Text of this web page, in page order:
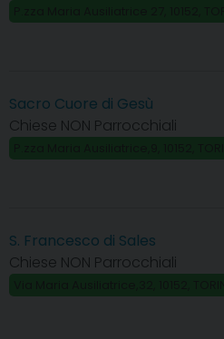
Sacro Cuore di Gesù
Chiese NON Parrocchiali
S. Francesco di Sales
Chiese NON Parrocchiali